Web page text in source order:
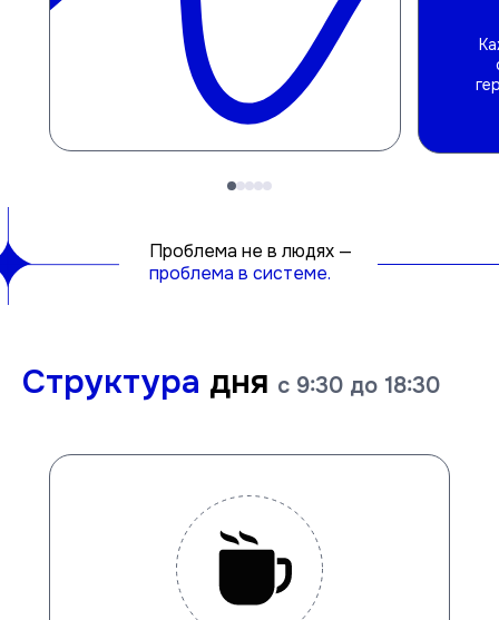
Проблема не в людях —
проблема в системе.
Структура дня с 9:30 до 18:30
экономика и менеджмент
проектного бизнеса
управленческая бизнес-
симуляция